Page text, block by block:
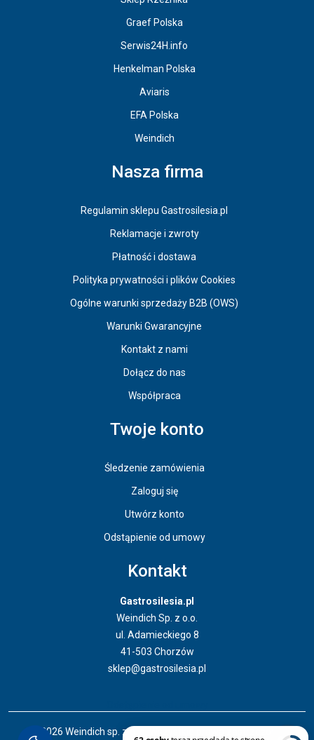
Graef Polska
Serwis24H.info
Henkelman Polska
Aviaris
EFA Polska
Weindich
Nasza firma
Regulamin sklepu Gastrosilesia.pl
Reklamacje i zwroty
Płatność i dostawa
Polityka prywatności i plików Cookies
Ogólne warunki sprzedaży B2B (OWS)
Warunki Gwarancyjne
Kontakt z nami
Dołącz do nas
Współpraca
Twoje konto
Śledzenie zamówienia
Zaloguj się
Utwórz konto
Odstąpienie od umowy
Kontakt
Gastrosilesia.pl
Weindich Sp. z o.o.
ul. Adamieckiego 8
41-503 Chorzów
sklep@gastrosilesia.pl
© 2026 Weindich sp. z o. o. Wszystkie prawa zastrzeżone.